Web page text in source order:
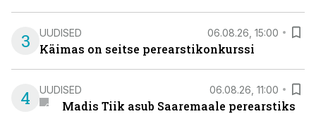
3 UUDISED 06.08.26, 15:00
Käimas on seitse perearstikonkurssi
4 UUDISED 06.08.26, 11:00
Madis Tiik asub Saaremaale perearstiks